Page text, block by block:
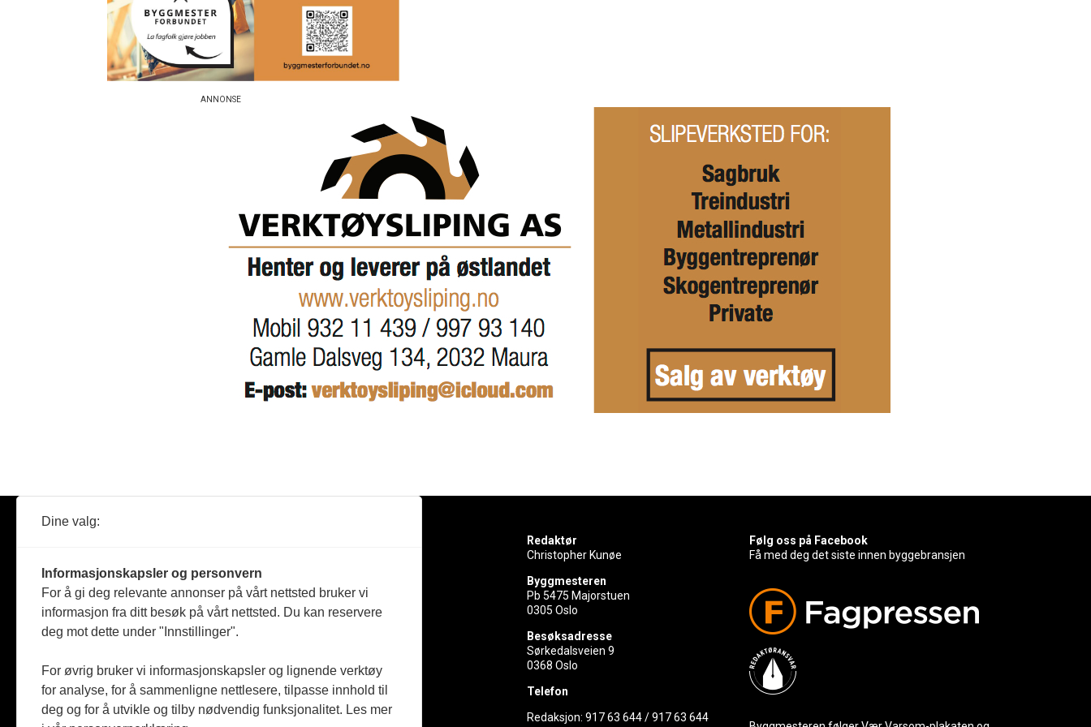
Reportasje
Produkter
Jobbmarked
Redaktør
Christopher Kunøe
Byggmesteren
Pb 5475 Majorstuen
0305 Oslo
Besøksadresse
Sørkedalsveien 9
0368 Oslo
Telefon
Redaksjon:917 63 644/917 63 644
Følg oss på Facebook
Få med deg det siste innen byggebransjen
Dine valg:
Informasjonskapsler og personvern
For å gi deg relevante annonser på vårt nettsted bruker vi
informasjon fra ditt besøk på vårt nettsted. Du kan reservere
deg mot dette under "Innstillinger".
For øvrig bruker vi informasjonskapsler og lignende verktøy
for analyse, for å sammenligne nettlesere, tilpasse innhold til
deg og for å utvikle og tilby nødvendig funksjonalitet. Les mer